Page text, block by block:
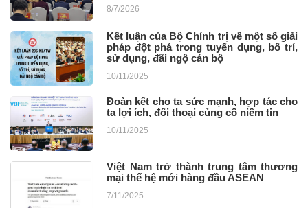
8/7/2026
Kết luận của Bộ Chính trị về một số giải
pháp đột phá trong tuyển dụng, bố trí,
sử dụng, đãi ngộ cán bộ
10/11/2025
Đoàn kết cho ta sức mạnh, hợp tác cho
ta lợi ích, đối thoại củng cố niềm tin
10/11/2025
Việt Nam trở thành trung tâm thương
mại thế hệ mới hàng đầu ASEAN
7/11/2025